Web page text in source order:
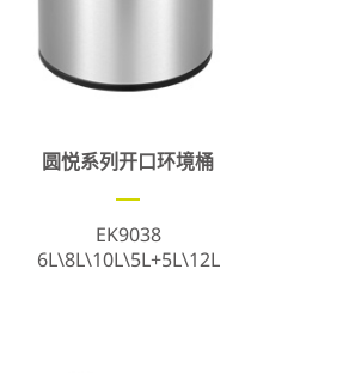
圆悦系列开口环境桶
EK9038
6L\8L\10L\5L+5L\12L